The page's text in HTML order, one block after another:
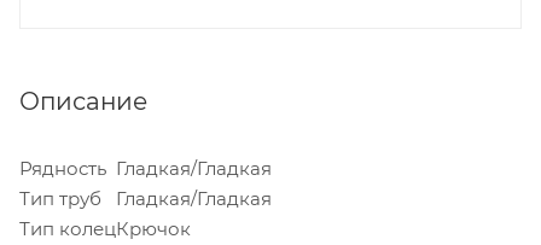
Описание
Рядность Гладкая/Гладкая
Тип труб
Гладкая/Гладкая
Тип колецКрючок